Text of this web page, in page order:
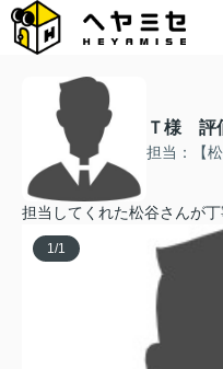
Ｔ様
担当：【松
担当してくれた松谷さんが
1/1